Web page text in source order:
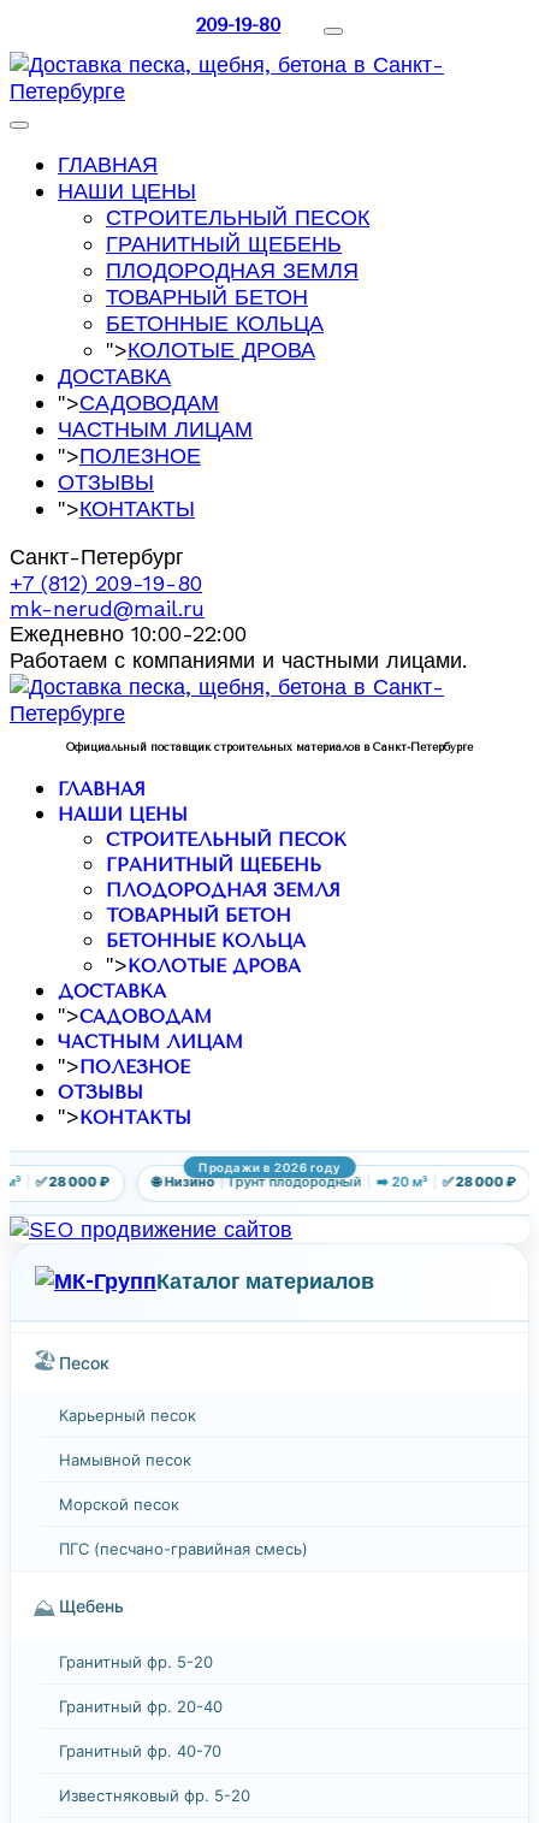
209-19-80
ГЛАВНАЯ
НАШИ ЦЕНЫ
СТРОИТЕЛЬНЫЙ ПЕСОК
ГРАНИТНЫЙ ЩЕБЕНЬ
ПЛОДОРОДНАЯ ЗЕМЛЯ
ТОВАРНЫЙ БЕТОН
БЕТОННЫЕ КОЛЬЦА
">КОЛОТЫЕ ДРОВА
ДОСТАВКА
">САДОВОДАМ
ЧАСТНЫМ ЛИЦАМ
">ПОЛЕЗНОЕ
ОТЗЫВЫ
">КОНТАКТЫ
Санкт-Петербург
+7 (812) 209-19-80
mk-nerud@mail.ru
Ежедневно 10:00-22:00
Работаем с компаниями и частными лицами.
Официальный поставщик строительных материалов в Санкт-Петербурге
ГЛАВНАЯ
НАШИ ЦЕНЫ
СТРОИТЕЛЬНЫЙ ПЕСОК
ГРАНИТНЫЙ ЩЕБЕНЬ
ПЛОДОРОДНАЯ ЗЕМЛЯ
ТОВАРНЫЙ БЕТОН
БЕТОННЫЕ КОЛЬЦА
">КОЛОТЫЕ ДРОВА
ДОСТАВКА
">САДОВОДАМ
ЧАСТНЫМ ЛИЦАМ
">ПОЛЕЗНОЕ
ОТЗЫВЫ
">КОНТАКТЫ
Продажи в 2026 году
| ✅ 28 000 ₽ 🌐 Низино | Грунт плодородный | ➡️ 20 м³ | ✅ 28 000 ₽
Каталог материалов
🏖️ Песок
Карьерный песок
Намывной песок
Морской песок
ПГС (песчано-гравийная смесь)
⛰️ Щебень
Гранитный фр. 5-20
Гранитный фр. 20-40
Гранитный фр. 40-70
Известняковый фр. 5-20